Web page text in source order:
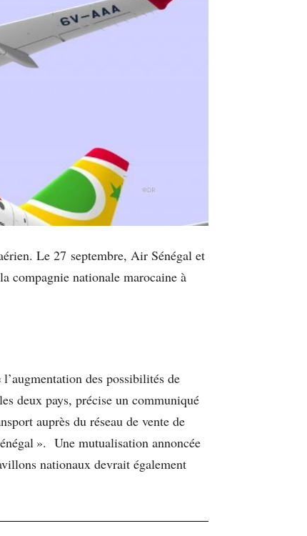
Le 27 septembre, Air Sénégal et
compagnie nationale marocaine à
des possibilités de
deux pays, précise un communiqué
auprès du réseau de vente de
». Une mutualisation annoncée
nationaux devrait également